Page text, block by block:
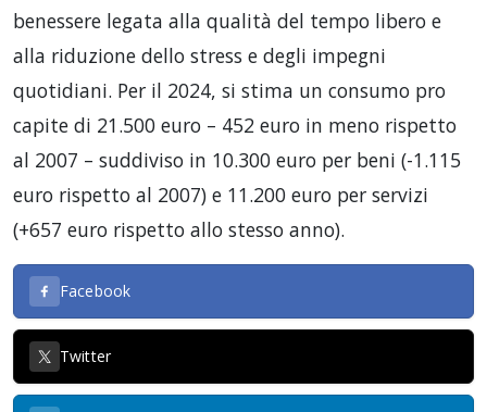
benessere legata alla qualità del tempo libero e
alla riduzione dello stress e degli impegni
quotidiani. Per il 2024, si stima un consumo pro
capite di 21.500 euro – 452 euro in meno rispetto
al 2007 – suddiviso in 10.300 euro per beni (-1.115
euro rispetto al 2007) e 11.200 euro per servizi
(+657 euro rispetto allo stesso anno).
Facebook
Twitter